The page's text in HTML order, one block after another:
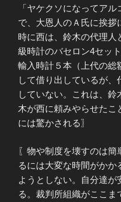
「ヤケクソになってア
で、大恩人のＡ氏に挨
時に西は、鈴木の代理人
級時計のバセロン4セッ
輸入時計５本（上代の総
して借り出しているが
していない。これは、
木が西に頼みやらせたこ
には驚かされる〗
〖物や制度を壊すのは
るには大変な時間がかか
ようとしない。自分達
る。裁判所組織がここま